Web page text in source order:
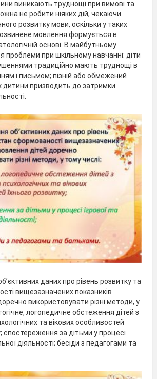
виникають труднощі при вимові та
не робити ніяких дій, чекаючи
розвитку мови, оскільки у таких
мовлення формується в
основі. В майбутньому
проблеми при шкільному навчанні: діти
традиційно мають труднощі в
і письмом; пізній або обмежений
дитини призводить до затримки
даних про рівень розвитку та
вищезазначених показників
використовувати різні методи, у
логопедичне обстеження дітей з
та вікових особливостей
спостереження за дітьми у процесі
діяльності; бесіди з педагогами та